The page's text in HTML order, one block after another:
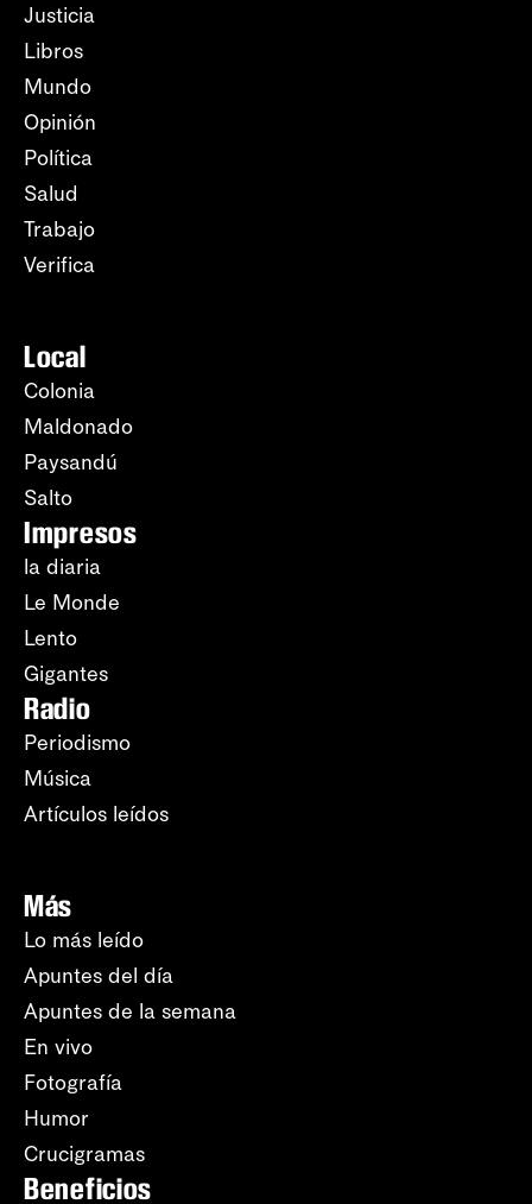
Justicia
Libros
Mundo
Opinión
Política
Salud
Trabajo
Verifica
Local
Colonia
Maldonado
Paysandú
Salto
Impresos
la diaria
Le Monde
Lento
Gigantes
Radio
Periodismo
Música
Artículos leídos
Más
Lo más leído
Apuntes del día
Apuntes de la semana
En vivo
Fotografía
Humor
Crucigramas
Beneficios